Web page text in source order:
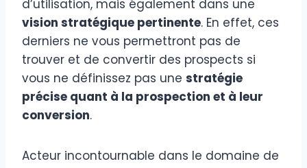
d’utilisation, mais également dans une
vision stratégique pertinente. En effet, ces
derniers ne vous permettront pas de
trouver et de convertir des prospects si
vous ne définissez pas une stratégie
précise quant à la prospection et à leur
conversion.
Acteur incontournable dans le domaine de